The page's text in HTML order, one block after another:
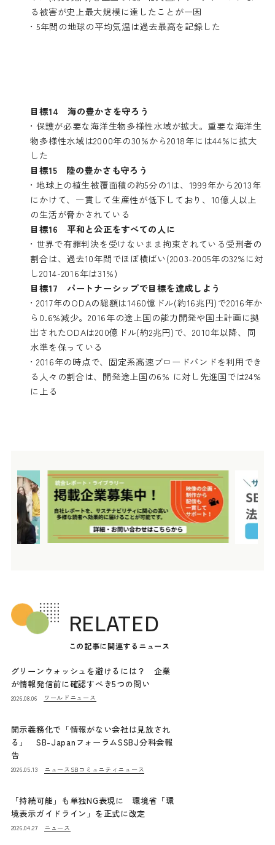
る被害が史上最大規模に達したことが一因
• 5年間の地球の平均気温は過去最高を記録した
目標14 海の豊かさを守ろう
• 保護が必要な海洋生物多様性水域が拡大。重要な海洋生
物多様性水域は2000年の30%から2018年には44%に拡大
した
目標15 陸の豊かさも守ろう
• 地球上の植生被覆面積の約5分の1は、1999年から2013年
にかけて、一貫して生産性が低下しており、10億人以上
の生活が脅かされている
目標16 平和と公正をすべての人に
• 世界で有罪判決を受けないまま拘束されている受刑者の
割合は、過去10年間でほぼ横ばい(2003-2005年の32%に対
し2014-2016年は31%)
目標17 パートナーシップで目標を達成しよう
• 2017年のODAの総額は1460憶ドル(約16兆円)で2016年か
ら0.6%減少。2016年の途上国の能力開発や国土計画に拠
出されたODAは200億ドル(約2兆円)で、2010年以降、同
水準を保っている
• 2016年の時点で、固定系高速ブロードバンドを利用でき
る人々の割合は、開発途上国の6% に対し先進国では24%
に上る
RELATED
この記事に関連するニュース
グリーンウォッシュを避けるには？ 企業
が情報発信前に確認すべき5つの問い
2026.08.06 ワールドニュース
開示義務化で「情報がない会社は見放され
る」 SB-JapanフォーラムSSBJ分科会報
告
2026.05.13 ニュース SBコミュニティニュース
「持続可能」も単独NG表現に 環境省「環
境表示ガイドライン」を正式に改定
2026.04.27 ニュース